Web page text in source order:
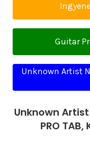
Guitar
Unknown Artist
Unknown Artist
PRO TAB,